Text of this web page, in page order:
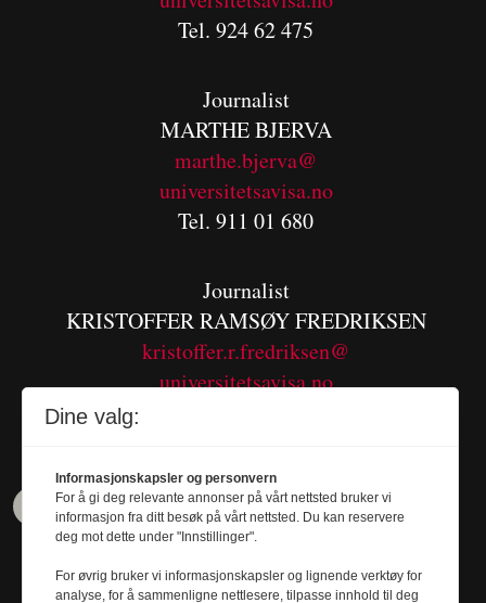
Tel. 924 62 475
Journalist
MARTHE BJERVA
marthe.bjerva@
universitetsavisa.no
Tel. 911 01 680
Journalist
KRISTOFFER RAMSØY FREDRIKSEN
kristoffer.r.fredriksen@
universitetsavisa.no
Dine valg:
Informasjonskapsler og personvern
For å gi deg relevante annonser på vårt nettsted bruker vi
informasjon fra ditt besøk på vårt nettsted. Du kan reservere
deg mot dette under "Innstillinger".
For øvrig bruker vi informasjonskapsler og lignende verktøy for
analyse, for å sammenligne nettlesere, tilpasse innhold til deg